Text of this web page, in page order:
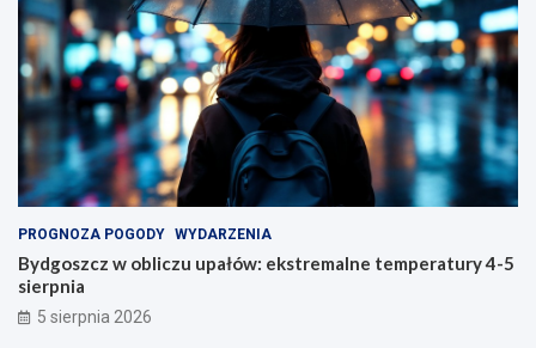
PROGNOZA POGODY WYDARZENIA
Bydgoszcz w obliczu upałów: ekstremalne temperatury 4-5
sierpnia
5 sierpnia 2026